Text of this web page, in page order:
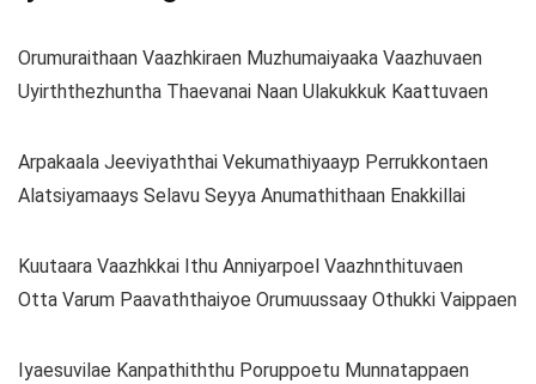
Orumuraithaan Vaazhkiraen Muzhumaiyaaka Vaazhuvaen
Uyirththezhuntha Thaevanai Naan Ulakukkuk Kaattuvaen
Arpakaala Jeeviyaththai Vekumathiyaayp Perrukkontaen
Alatsiyamaays Selavu Seyya Anumathithaan Enakkillai
Kuutaara Vaazhkkai Ithu Anniyarpoel Vaazhnthituvaen
Otta Varum Paavaththaiyoe Orumuussaay Othukki Vaippaen
Iyaesuvilae Kanpathiththu Poruppoetu Munnatappaen